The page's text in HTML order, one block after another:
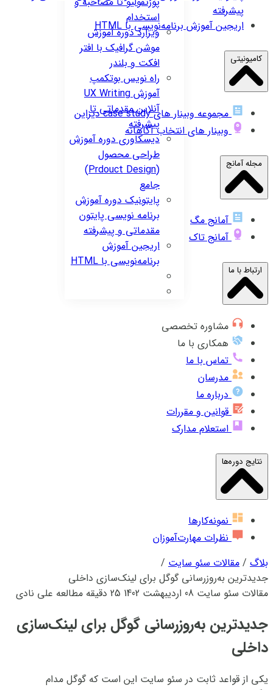
استخدام
ویزارددوره آموزش
موشن گرافیک با افتر
افکت و بلندر
راه نویسبوتکمپ
آموزش UX Writing
آنلاین مقدماتی تا
پیشرفته
دیسکاوریدوره آموزش
طراحی محصول
(Prdouct Design)
جامع
پایتونیکدوره آموزش
برنامه نویسی پایتون
مقدماتی و پیشرفته
اریجینآموزش
برنامه‌نویسی با HTML
پیشرفته
اریجینآموزش برنامه‌نویسی با HTML
کامیونیتی
مجموعه وبینار های case study دیزاین
وبینار های انتخاب آگاهانه
مجله آمانج
آمانج مگ
آمانج تاک
ارتباط با ما
مشاوره تخصصی
همکاری با ما
تماس با ما
مدرسان
درباره ما
قوانین و مقررات
استعلام مدارک
نتایج دوره‌ها
نمونه‌کارها
نظرات مهارت‌آموزان
بلاگ / مقالات سئو سایت /
جدیدترین به‌روزرسانی گوگل برای لینک‌سازی داخلی
مقالات سئو سایت 08 اردیبهشت 1402 25 دقیقه مطالعه علی نادی
جدیدترین به‌روزرسانی گوگل برای لینک‌سازی
داخلی
یکی از قواعد ثابت در سئو سایت این است که گوگل مدام